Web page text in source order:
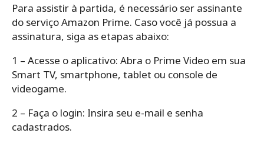
Para assistir à partida, é necessário ser assinante
do serviço Amazon Prime. Caso você já possua a
assinatura, siga as etapas abaixo:
1 – Acesse o aplicativo: Abra o Prime Video em sua
Smart TV, smartphone, tablet ou console de
videogame.
2 – Faça o login: Insira seu e-mail e senha
cadastrados.